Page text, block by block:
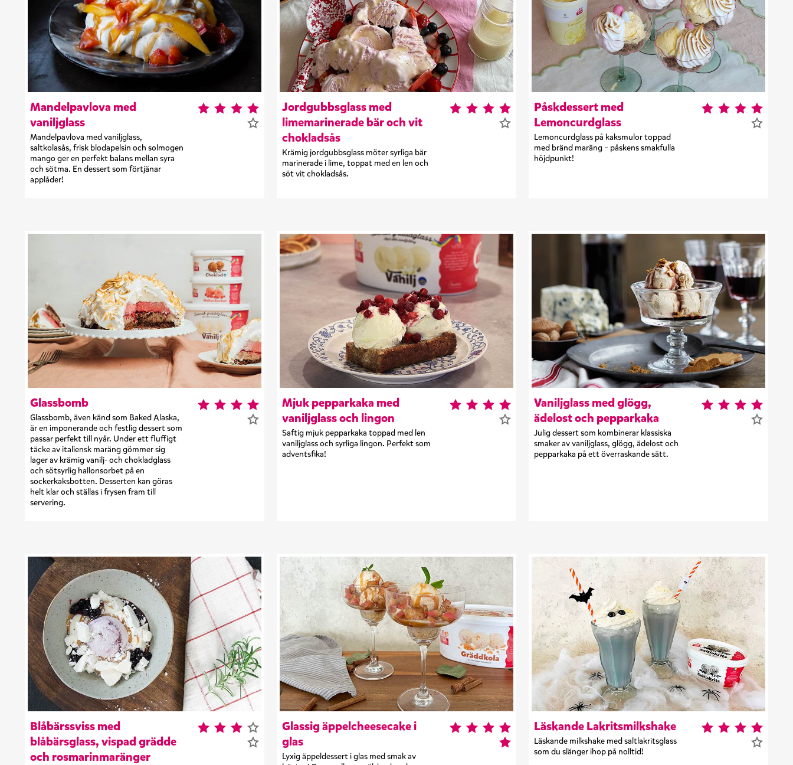
Mandelpavlova med
vaniljglass
Mandelpavlova med vaniljglass,
saltkolasås, frisk blodapelsin och solmogen
mango ger en perfekt balans mellan syra
och sötma. En dessert som förtjänar
applåder!
Jordgubbsglass med
limemarinerade bär och vit
chokladsås
Krämig jordgubbsglass möter syrliga bär
marinerade i lime, toppat med en len och
söt vit chokladsås.
Påskdessert med
Lemoncurdglass
Lemoncurdglass på kaksmulor toppad
med bränd maräng – påskens smakfulla
höjdpunkt!
Glassbomb
Glassbomb, även känd som Baked Alaska,
är en imponerande och festlig dessert som
passar perfekt till nyår. Under ett fluffigt
täcke av italiensk maräng gömmer sig
lager av krämig vanilj- och chokladglass
och sötsyrlig hallonsorbet på en
sockerkaksbotten. Desserten kan ­göras
helt klar och ställas i frysen fram till
servering.
Mjuk pepparkaka med
vaniljglass och lingon
Saftig mjuk pepparkaka toppad med len
vaniljglass och syrliga lingon. Perfekt som
adventsfika!
Vaniljglass med glögg,
ädelost och pepparkaka
Julig dessert som kombinerar klassiska
smaker av vaniljglass, glögg, ädelost och
pepparkaka på ett överraskande sätt.
Blåbärssviss med
blåbärsglass, vispad grädde
och rosmarinmaränger
Glassig äppelcheesecake i
glas
Lyxig äppeldessert i glas med smak av
Läskande Lakritsmilkshake
Läskande milkshake med saltlakritsglass
som du slänger ihop på nolltid!